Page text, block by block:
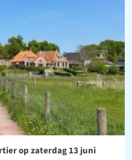
op zaterdag 13 juni